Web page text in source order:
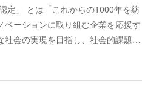
定」 とは「これからの1000年を紡
ベーションに取り組む企業を応援す
社会の実現を目指し、社会的課題…